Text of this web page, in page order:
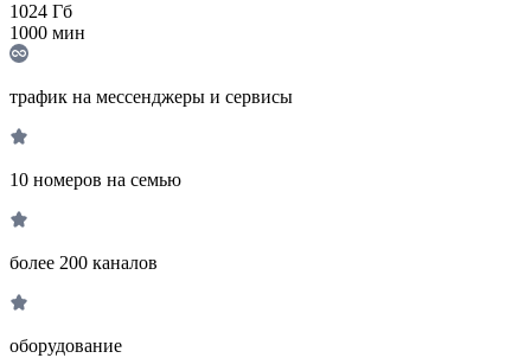
1024 Гб
1000 мин
трафик на мессенджеры и сервисы
10 номеров на семью
более 200 каналов
оборудование